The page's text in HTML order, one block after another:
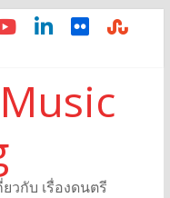
วกับ เรื่องดนตรี